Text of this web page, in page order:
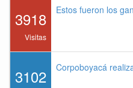
3918
Visitas
Estos fueron los
3102 Corpoboyacá